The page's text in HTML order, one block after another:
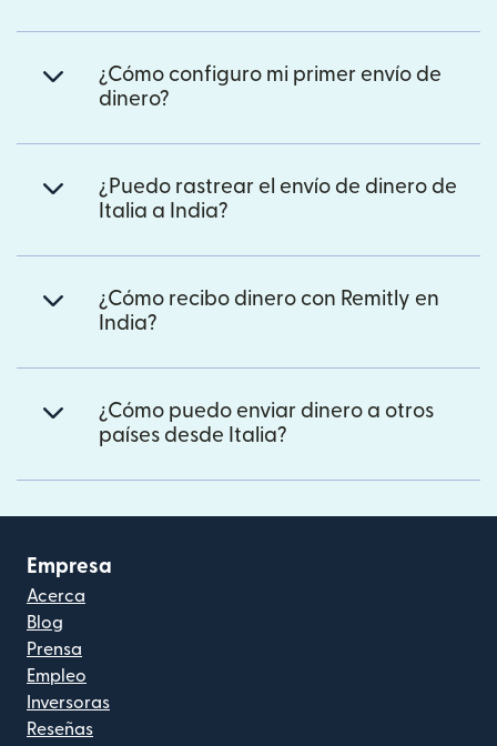
¿Cómo configuro mi primer envío de
dinero?
¿Puedo rastrear el envío de dinero de
Italia a India?
¿Cómo recibo dinero con Remitly en
India?
¿Cómo puedo enviar dinero a otros
países desde Italia?
Empresa
Acerca
Blog
Prensa
Empleo
Inversoras
Reseñas